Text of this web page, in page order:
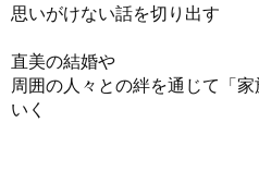
思いがけない話を切り出す
直美の結婚や
周囲の人々との絆を通じて「
いく